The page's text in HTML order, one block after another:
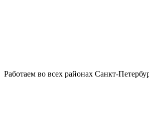
Работаем во всех районах Санкт-